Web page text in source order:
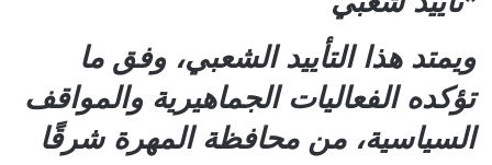
ويمتد هذا التأييد الشعبي، وفق ما
تؤكده الفعاليات الجماهيرية والمواقف
السياسية، من محافظة المهرة شرقًا